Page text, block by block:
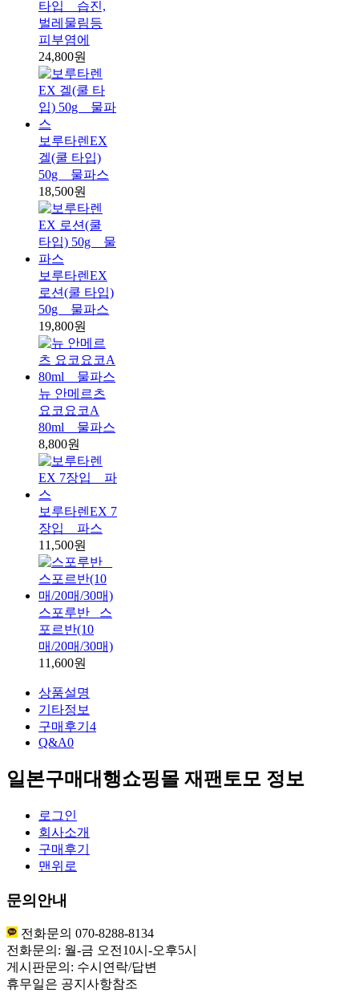
타입 _ 습진,
벌레물림등
피부염에
24,800원
보루타렌EX
겔(쿨 타입)
50g _ 물파스
18,500원
보루타렌EX
로션(쿨 타입)
50g _ 물파스
19,800원
뉴 안메르츠
요코요코A
80ml _ 물파스
8,800원
보루타렌EX 7
장입 _ 파스
11,500원
스포루반 _스
포르반(10
매/20매/30매)
11,600원
상품설명
기타정보
구매후기 4
Q&A0
일본구매대행쇼핑몰 재팬토모 정보
로그인
회사소개
구매후기
맨위로
문의안내
전화문의 070-8288-8134
전화문의: 월-금 오전10시-오후5시
게시판문의: 수시연락/답변
휴무일은 공지사항참조